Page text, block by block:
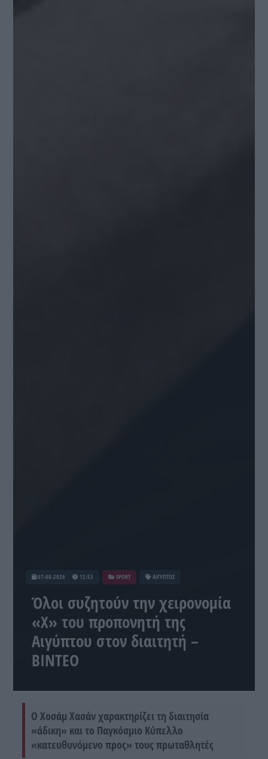
07-08-2026 12:53 SPORT ΑΙΓΥΠΤΟΣ
Όλοι συζητούν την χειρονομία
«Χ» του προπονητή της
Αιγύπτου στον διαιτητή –
ΒΙΝΤΕΟ
Ο Χοσάμ Χασάν χαρακτηρίζει τη διαιτησία
«άδικη» και το Παγκόσμιο Κύπελλο
«κατευθυνόμενο προς» τους πρωταθλητές